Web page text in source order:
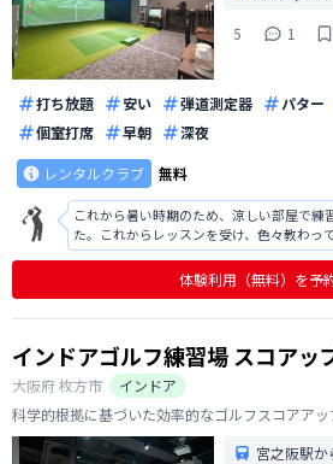
5
1
打ち放題 安い 弾道測定器 パター
個室打席
早朝
深夜
レンタルクラブ
無料
これから暑い時期のため、涼しい部屋で練
た。これからレッスンを受け、色々教わっ
好きになるきっかけになるよう通っていき
や後ろからの映像があり、自分の状態が詳
いました。 良かった為、入会しよ
体験利用（無料）を予
インドアゴルフ練習場 スコアッ
大阪府枚方市
インドア
科学的根拠に基づいた効率的なゴルフスコアアッ
宮之阪駅